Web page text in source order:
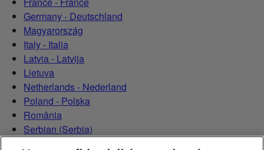
Germany - Deutschland
Magyarország
Italy - Italia
Latvia - Latvija
Lietuva
Netherlands - Nederland
Poland - Polska
România
Serbian (Serbia)